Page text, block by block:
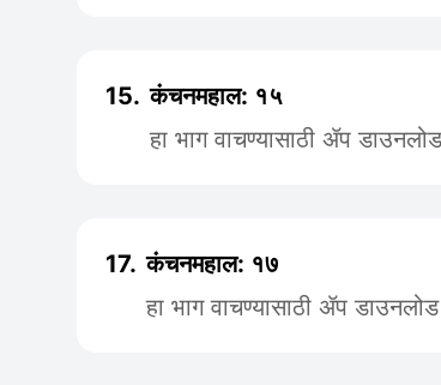
15. कंचनमहाल: १५
हा भाग वाचण्यासाठी ॲप
17. कंचनमहाल: १७
हा भाग वाचण्यासाठी ॲप